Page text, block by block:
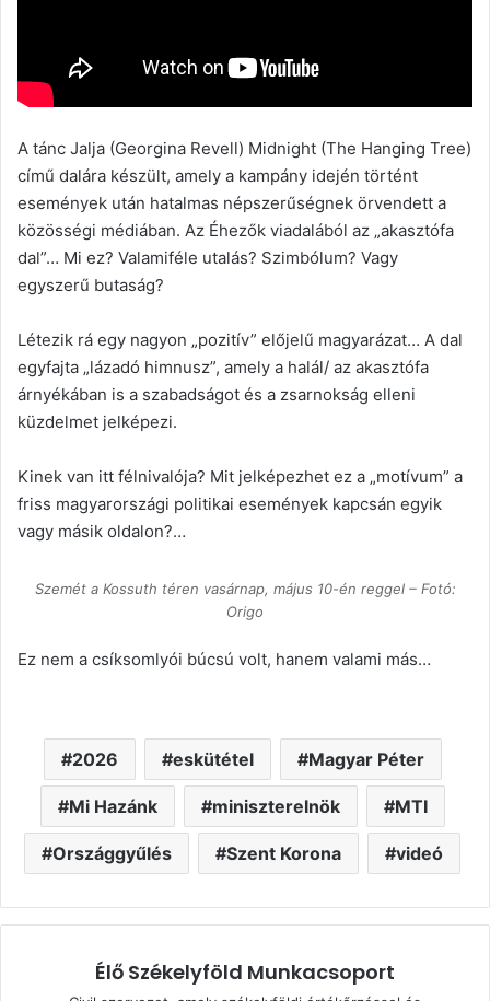
A tánc Jalja (Georgina Revell) Midnight (The Hanging Tree)
című dalára készült, amely a kampány idején történt
események után hatalmas népszerűségnek örvendett a
közösségi médiában. Az Éhezők viadalából az „akasztófa
dal”… Mi ez? Valamiféle utalás? Szimbólum? Vagy
egyszerű butaság?
Létezik rá egy nagyon „pozitív” előjelű magyarázat… A dal
egyfajta „lázadó himnusz”, amely a halál/ az akasztófa
árnyékában is a szabadságot és a zsarnokság elleni
küzdelmet jelképezi.
Kinek van itt félnivalója? Mit jelképezhet ez a „motívum” a
friss magyarországi politikai események kapcsán egyik
vagy másik oldalon?…
Szemét a Kossuth téren vasárnap, május 10-én reggel – Fotó:
Origo
Ez nem a csíksomlyói búcsú volt, hanem valami más…
2026 eskütétel Magyar Péter
Mi Hazánk miniszterelnök MTI
Országgyűlés Szent Korona videó
Élő Székelyföld Munkacsoport